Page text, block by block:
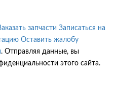
запчасти Записаться на
Оставить жалобу
. Отправляя данные, вы
этого сайта.